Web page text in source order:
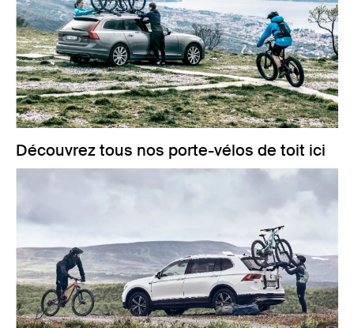
Découvrez tous nos porte-vélos de toit ici